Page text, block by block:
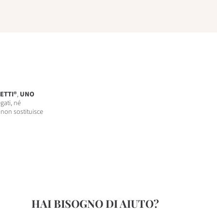
,UNO
né
sostituisce
HAI BISOGNO DI AIUTO?